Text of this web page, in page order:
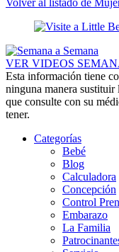
VER VIDEOS
Esta información tiene
ninguna manera sustituir
que consulte con su
tener.
Categorías
Bebé
Blog
Calculadora
Concepción
Control
Embarazo
La Familia